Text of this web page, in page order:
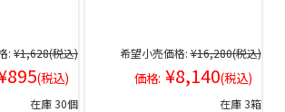
: ¥1,628(税込)
(税込)
在庫 30個
希望小売価格: ¥16,280(税込)
価格: ¥8,140(税込)
在庫 3箱